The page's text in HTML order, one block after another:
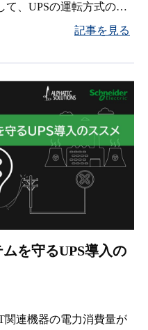
て、UPSの運転方式の違
記事を見る
を守るUPS導入の
連機器の電力消費量が